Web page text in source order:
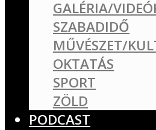
GALÉRIA/
SZABADIDŐ
MŰVÉSZET/
OKTATÁS
SPORT
ZÖLD
PODCAST